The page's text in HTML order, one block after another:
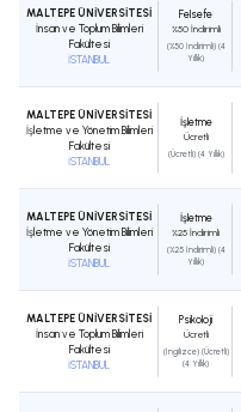
MALTEPE ÜNİVERSİTESİ
İnsan ve Toplum Bilimleri
Fakültesi
İSTANBUL
Felsefe
%50 İndirimli
(%50 İndirimli) (4
Yıllık)
MALTEPE ÜNİVERSİTESİ
İşletme ve Yönetim Bilimleri
Fakültesi
İSTANBUL
İşletme
Ücretli
(Ücretli) (4 Yıllık)
MALTEPE ÜNİVERSİTESİ
İşletme ve Yönetim Bilimleri
Fakültesi
İSTANBUL
İşletme
%25 İndirimli
(%25 İndirimli) (4
Yıllık)
MALTEPE ÜNİVERSİTESİ
İnsan ve Toplum Bilimleri
Fakültesi
İSTANBUL
Psikoloji
Ücretli
(İngilizce) (Ücretli)
(4 Yıllık)